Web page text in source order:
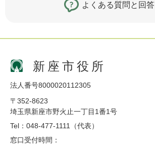
よくある質問と回答
新座市役所
法人番号8000020112305
〒352-8623
埼玉県新座市野火止一丁目1番1号
Tel：048-477-1111（代表）
窓口受付時間：